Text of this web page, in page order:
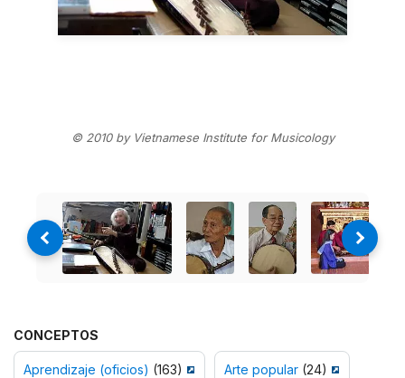
© 2010 by Vietnamese Institute for Musicology
CONCEPTOS
Aprendizaje (oficios) (163) Arte popular (24)